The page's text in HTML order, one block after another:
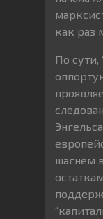
как раз
По сути,
шагнём